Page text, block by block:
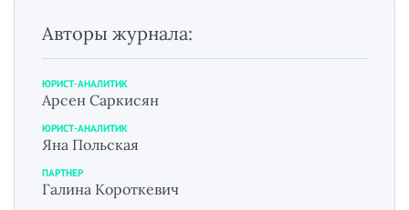
Авторы журнала:
ЮРИСТ-АНАЛИТИК
Арсен Саркисян
ЮРИСТ-АНАЛИТИК
Яна Польская
ПАРТНЕР
Галина Короткевич